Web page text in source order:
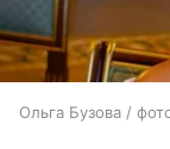
Ольга Бузова /